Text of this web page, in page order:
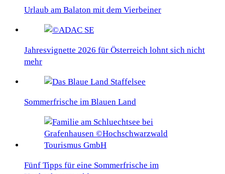
Urlaub am Balaton mit dem Vierbeiner
Jahresvignette 2026 für Österreich lohnt sich nicht
mehr
Sommerfrische im Blauen Land
Fünf Tipps für eine Sommerfrische im